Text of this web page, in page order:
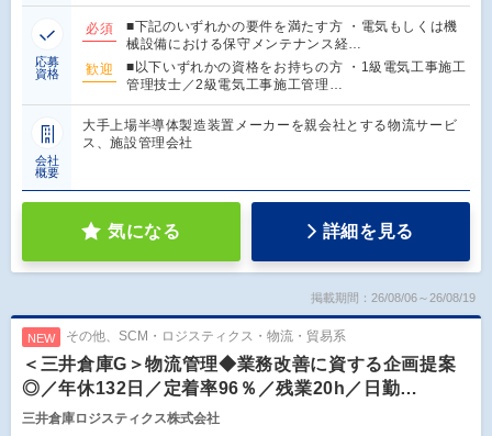
応募
資格
必須
■下記のいずれかの要件を満たす方 ・電気もしくは機
械設備における保守メンテナンス経…
歓迎
■以下いずれかの資格をお持ちの方 ・1級電気工事施工
管理技士／2級電気工事施工管理…
会社
概要
大手上場半導体製造装置メーカーを親会社とする物流サービ
ス、施設管理会社
気になる 詳細を見る
掲載期間：26/08/06～26/08/19
NEW その他、SCM・ロジスティクス・物流・貿易系
＜三井倉庫G＞物流管理◆業務改善に資する企画提案
◎／年休132日／定着率96％／残業20h／日勤…
三井倉庫ロジスティクス株式会社